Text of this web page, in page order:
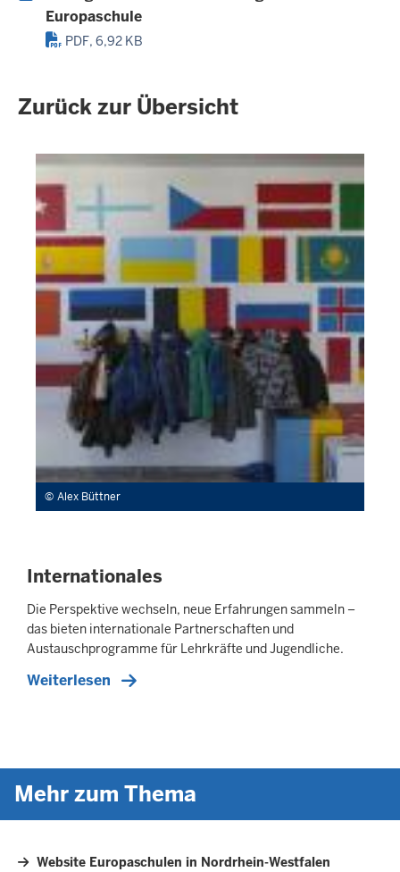
Europaschule
PDF, 6,92 KB
Zurück zur Übersicht
Alex Büttner
Internationales
Die Perspektive wechseln, neue Erfahrungen sammeln –
das bieten internationale Partnerschaften und
Austauschprogramme für Lehrkräfte und Jugendliche.
Weiterlesen
Mehr zum Thema
Website Europaschulen in Nordrhein-Westfalen